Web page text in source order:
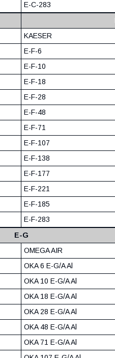
E-C-283
KAESER
E-F-6
E-F-10
E-F-18
E-F-28
E-F-48
E-F-71
E-F-107
E-F-138
E-F-177
E-F-221
E-F-185
E-F-283
E-G
OMEGA AIR
OKA 6 E-G/A Al
OKA 10 E-G/A Al
OKA 18 E-G/A Al
OKA 28 E-G/A Al
OKA 48 E-G/A Al
OKA 71 E-G/A Al